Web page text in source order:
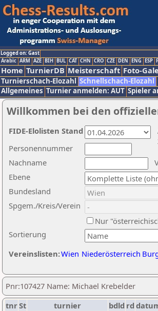
Logged on: Gast
Arabic ARM AZE BIH BUL CAT CHN CRO CZE DEN ENG ESP
Home TurnierDB Meisterschaft Foto-
Turnierschach-Elozahl Schnellschach-Elozahl
Allgemeines Turnier anmelden: AUT Spieler
Willkommen bei den
Nachname
Ebene
Sortierung
Personennummer
Bundesland
Spgem./Kreis/Verein
Nur
Vereinslisten:Wien Niederösterreich
FIDE-Elolisten Stand
Pnr:107427 Name: Michael Krebelder
tnrSt turnier bdld rd